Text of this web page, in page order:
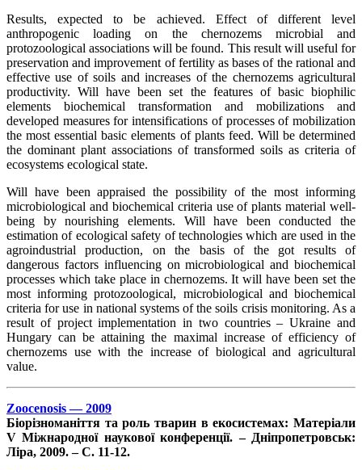
Results, expected to be achieved. Effect of different level
anthropogenic loading on the chernozems microbial and
protozoological associations will be found. This result will useful for
preservation and improvement of fertility as bases of the rational and
effective use of soils and increases of the chernozems agricultural
productivity. Will have been set the features of basic biophilic
elements biochemical transformation and mobilizations and
developed measures for intensifications of processes of mobilization
the most essential basic elements of plants feed. Will be determined
the dominant plant associations of transformed soils as criteria of
ecosystems ecological state.
Will have been appraised the possibility of the most informing
microbiological and biochemical criteria use of plants material well-
being by nourishing elements. Will have been conducted the
estimation of ecological safety of technologies which are used in the
agroindustrial production, on the basis of the got results of
dangerous factors influencing on microbiological and biochemical
processes which take place in chernozems. It will have been set the
most informing protozoological, microbiological and biochemical
criteria for use in national systems of the soils crisis monitoring. As a
result of project implementation in two countries – Ukraine and
Hungary can be attaining the maximal increase of efficiency of
chernozems use with the increase of biological and agricultural
value.
Zoocenosis — 2009
Біорізноманіття та роль тварин в екосистемах: Матеріали
V Міжнародної наукової конференції. – Дніпропетровськ:
Ліра, 2009. – С. 11-12.